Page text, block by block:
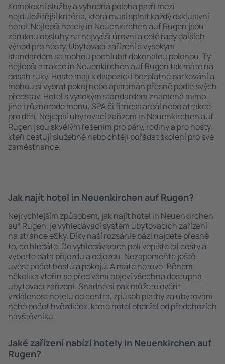
Komplexní služby a výhodná poloha patří mezi
nejdůležitější kritéria, která musí splnit každý exklusivní
hotel. Nejlepší hotely in Neuenkirchen auf Rugen jsou
zárukou obsluhy na nejvyšší úrovni a celé řady dalších
výhod pro hosty. Ubytovací zařízení s vysokým
standardem se mohou pochlubit dokonalou polohou. Ty
nejlepší atrakce in Neuenkirchen auf Rugen tak máte na
dosah ruky. Hosté mají k dispozici i bezplatné parkování a
mohou si vybrat pokoj nebo apartmán přesně podle svých
představ. Hotel s vysokým standardem znamená mimo
jiné i různorodé menu, SPA či fitness areál nebo atrakce
pro děti. Nejlepší ubytovací zařízení in Neuenkirchen auf
Rugen jsou skvělým řešením pro páry, rodiny a pro hosty,
kteří cestují služebně nebo chtějí pořádat školení pro své
zaměstnance.
Jak najít hotel in Neuenkirchen auf Rugen?
Nejrychlejším způsobem, jak najít hotel in Neuenkirchen
auf Rugen, je vyhledávací systém ubytovacích zařízení
na stránce eSky. Díky naší rozsáhlé bázi najdete přesně
to, co hledáte. Do vyhledávacích polí vepište cíl cesty a
vyberte data příjezdu a odjezdu. Nezapomeňte ještě
uvést počet hostů a pokojů. A máte hotovo! Během
několika vteřin se před vámi objeví všechna dostupná
ubytovací zařízení. Snadno si pak můžete ověřit
vzdálenost hotelu od centra, způsob platby za ubytování
nebo počet hvězdiček, které hotel obdržel od předchozích
návštěvníků.
Jaké zařízení nabízí hotely in Neuenkirchen auf
Rugen?